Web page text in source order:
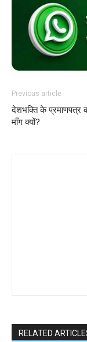
Previous article
देशभक्ति के प्रमाणपत्र
माँग क्यों?
RELATED